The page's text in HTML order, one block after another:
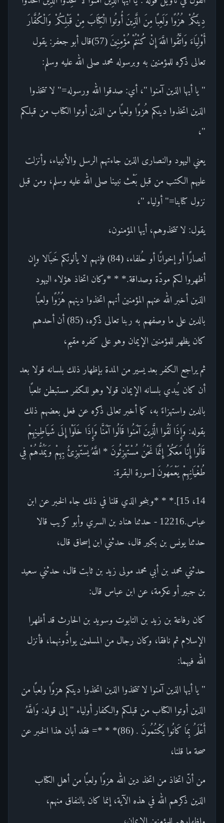
دِينَكُمْ هُزُوًا وَلَعِبًا مِنَ الَّذِينَ أُوتُوا الْكِتَابَ مِنْ قَبْلِكُمْ وَالْكُفَّارَ
أَوْلِيَاءَ وَاتَّقُوا اللَّهَ إِنْ كُنْتُمْ مُؤْمِنِينَ (57)قال أبو جعفر: يقول
تعالى ذكره للمؤمنين به وبرسوله محمد صلى الله عليه وسلم:
" يا أيها الذين آمنوا "، أي: صدقوا الله ورسوله=" لا تتخذوا
الذين اتخذوا دينكم هُزوًا ولعبًا من الذين أوتوا الكتاب من قبلكم
"،
يعني اليهود والنصارى الذين جاءتهم الرسل والأنبياء، وأنزلت
عليهم الكتب من قبل بَعْث نبينا صلى الله عليه وسلم، ومن قبل
نزول كتابنا=" أولياء "،
يقول: لا تتخذوهم، أيها المؤمنون،
أنصارًا أو إخوانًا أو حُلفاء، (84) فإنهم لا يألونكم خَبَالا وإن
أظهروا لكم مودّة وصداقة.* * *وكان اتخاذ هؤلاء اليهود
الذين أخبر الله عنهم المؤمنين أنهم اتخذوا دينهم هُزُوًا ولعبًا
بالدين على ما وصفهم به ربنا تعالى ذكره، (85) أن أحدهم
كان يظهر للمؤمنين الإيمان وهو على كفره مقيم،
ثم يراجع الكفر بعد يسير من المدة بإظهار ذلك بلسانه قولا بعد
أن كان يُبدي بلسانه الإيمان قولا وهو للكفر مستبطن تلعبًا
بالدين واستهزاءً به، كما أخبر تعالى ذكره عن فعل بعضهم ذلك
بقوله: وَإِذَا لَقُوا الَّذِينَ آمَنُوا قَالُوا آمَنَّا وَإِذَا خَلَوْا إِلَى شَيَاطِينِهِمْ
قَالُوا إِنَّا مَعَكُمْ إِنَّمَا نَحْنُ مُسْتَهْزِئُونَ * اللَّهُ يَسْتَهْزِئُ بِهِمْ وَيَمُدُّهُمْ فِي
طُغْيَانِهِمْ يَعْمَهُونَ [سورة البقرة:
14، 15].* * *وبنحو الذي قلنا في ذلك جاء الخبر عن ابن
عباس.12216 - حدثنا هناد بن السري وأبو كريب قالا
حدثنا يونس بن بكير قال، حدثني ابن إسحاق قال،
حدثني محمد بن أبي محمد مولى زيد بن ثابت قال، حدثني سعيد
بن جبير أو عكرمة، عن ابن عباس قال:
كان رفاعة بن زيد بن التابوت وسويد بن الحارث قد أظهرا
الإسلام ثم نافقا، وكان رجال من المسلمين يوادُّونهما، فأنزل
الله فيهما:
" يا أيها الذين آمنوا لا تتخذوا الذين اتخذوا دينكم هزوًا ولعبًا من
الذين أوتوا الكتاب من قبلكم والكفار أولياء " إلى قوله: وَاللَّهُ
أَعْلَمُ بِمَا كَانُوا يَكْتُمُونَ . (86)* * *= فقد أبان هذا الخبر عن
صحة ما قلنا،
من أنّ اتخاذ من اتخذ دين الله هزوًا ولعبًا من أهل الكتاب
الذين ذكرهم الله في هذه الآية، إنما كان بالنفاق منهم،
وإظهارهم للمؤمنين الإيمان،